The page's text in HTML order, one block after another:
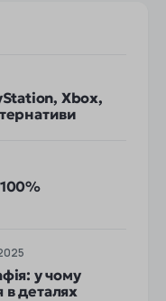
Xbox,
у чому
в деталях